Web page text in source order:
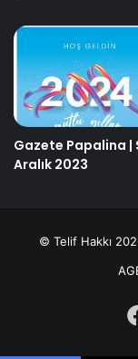
Gazete Papalina |
Aralık 2023
© Telif Hakkı